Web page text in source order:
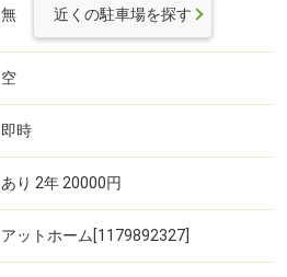
無 近くの駐車場を探す
空
即時
あり 2年 20000円
アットホーム[1179892327]